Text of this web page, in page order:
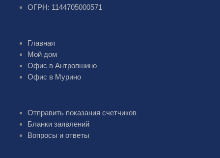
ОГРН: 1144705000571
Главная
Мой дом
Офис в Антропшино
Офис в Мурино
Отправить показания счетчиков
Бланки заявлений
Вопросы и ответы